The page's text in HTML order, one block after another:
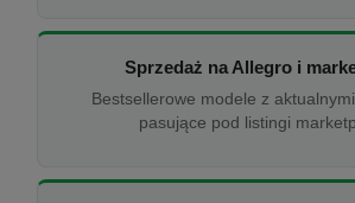
Sprzedaż na Allegro i
Bestsellerowe modele z
pasujące pod listingi